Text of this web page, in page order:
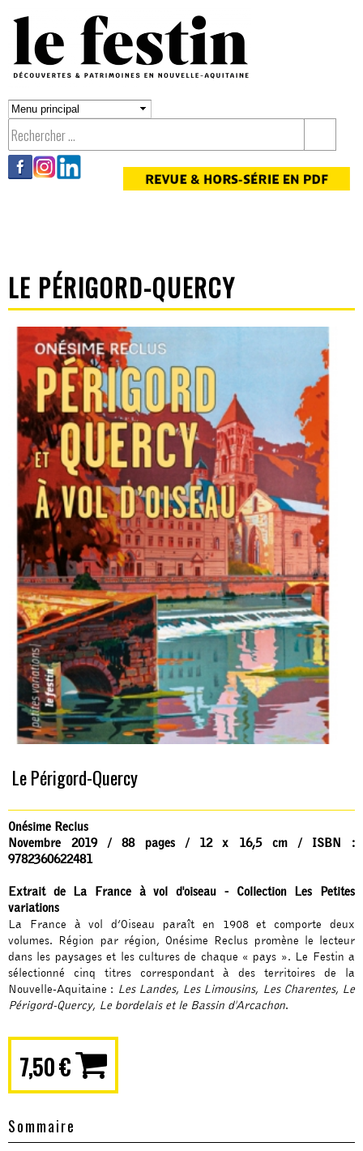
principal
LE PÉRIGORD-QUERCY
Le Périgord-Quercy
Onésime Reclus
Novembre 2019 / 88 pages / 12 x 16,5 cm / ISBN :
9782360622481
Extrait de La France à vol d'oiseau - Collection Les Petites
variations
La France à vol d’Oiseau paraît en 1908 et comporte deux
volumes. Région par région, Onésime Reclus promène le lecteur
dans les paysages et les cultures de chaque « pays ». Le Festin a
sélectionné cinq titres correspondant à des territoires de la
Nouvelle-Aquitaine : Les Landes, Les Limousins, Les Charentes, Le
Périgord-Quercy, Le bordelais et le Bassin d'Arcachon.
7,50 €
Sommaire